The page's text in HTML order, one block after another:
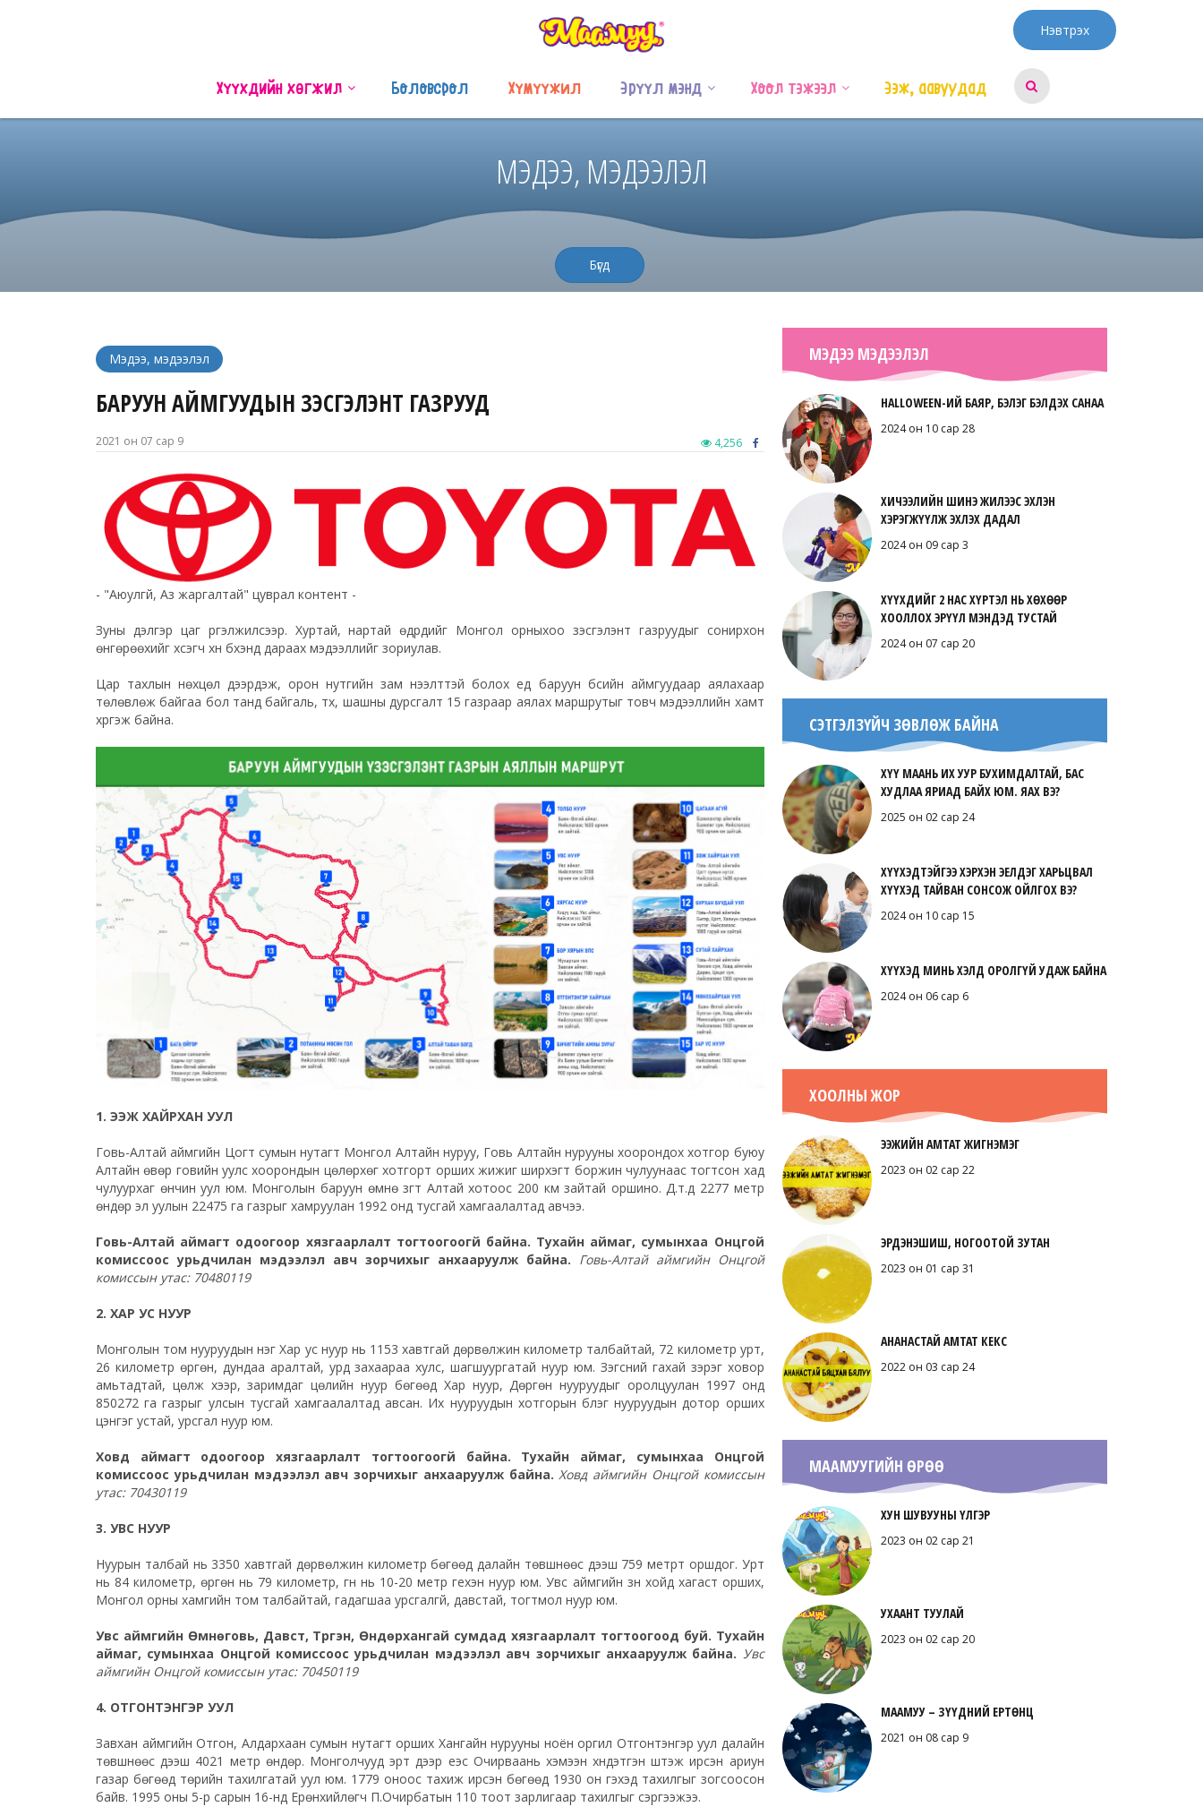
Нэвтрэх
Хүүхдийн хөгжил Боловсрол Хүмүүжил Эрүүл мэнд Хоол тэжээл Ээж, аавуудад
МЭДЭЭ, МЭДЭЭЛЭЛ
Бүгд
Мэдээ, мэдээлэл
БАРУУН АЙМГУУДЫН ҮЗЭСГЭЛЭНТ ГАЗРУУД
2021 он 07 сар 9 4,256
- "Аюулгүй, Аз жаргалтай" цуврал контент -
Зуны дэлгэр цаг үргэлжилсээр. Хуртай, нартай өдрүүдийг Монгол орныхоо үзэсгэлэнт газруудыг сонирхон
өнгөрөөхийг хүсэгч хүн бүхэнд дараах мэдээллийг зориулав.
Цар тахлын нөхцөл дээрдэж, орон нутгийн зам нээлттэй болох үед баруун бүсийн аймгуудаар аялахаар
төлөвлөж байгаа бол танд байгаль, түүх, шашны дурсгалт 15 газраар аялах маршрутыг товч мэдээллийн хамт
хүргэж байна.
1. ЭЭЖ ХАЙРХАН УУЛ
Говь-Алтай аймгийн Цогт сумын нутагт Монгол Алтайн нуруу, Говь Алтайн нурууны хоорондох хотгор буюу
Алтайн өвөр говийн уулс хоорондын цөлөрхөг хотгорт орших жижиг ширхэгт боржин чулуунаас тогтсон хад
чулуурхаг өнчин уул юм. Монголын баруун өмнө зүгт Алтай хотоос 200 км зайтай оршино. Д.т.д 2277 метр
өндөр эл уулын 22475 га газрыг хамруулан 1992 онд тусгай хамгаалалтад авчээ.
Говь-Алтай аймагт одоогоор хязгаарлалт тогтоогоогүй байна. Тухайн аймаг, сумынхаа Онцгой
комиссоос урьдчилан мэдээлэл авч зорчихыг анхааруулж байна. Говь-Алтай аймгийн Онцгой
комиссын утас: 70480119
2. ХАР УС НУУР
Монголын том нууруудын нэг Хар ус нуур нь 1153 хавтгай дөрвөлжин километр талбайтай, 72 километр урт,
26 километр өргөн, дундаа аралтай, урд захаараа хулс, шагшуургатай нуур юм. Зэгсний гахай зэрэг ховор
амьтадтай, цөлжүү хээр, заримдаг цөлийн нуур бөгөөд Хар нуур, Дөргөн нууруудыг оролцуулан 1997 онд
850272 га газрыг улсын тусгай хамгаалалтад авсан. Их нууруудын хотгорын бүлэг нууруудын дотор орших
цэнгэг устай, урсгал нуур юм.
Ховд аймагт одоогоор хязгаарлалт тогтоогоогүй байна. Тухайн аймаг, сумынхаа Онцгой
комиссоос урьдчилан мэдээлэл авч зорчихыг анхааруулж байна. Ховд аймгийн Онцгой комиссын
утас: 70430119
3. УВС НУУР
Нуурын талбай нь 3350 хавтгай дөрвөлжин километр бөгөөд далайн төвшнөөс дээш 759 метрт оршдог. Урт
нь 84 километр, өргөн нь 79 километр, гүн нь 10-20 метр гүехэн нуур юм. Увс аймгийн зүүн хойд хагаст орших,
Монгол орны хамгийн том талбайтай, гадагшаа урсгалгүй, давстай, тогтмол нуур юм.
Увс аймгийн Өмнөговь, Давст, Түргэн, Өндөрхангай сумдад хязгаарлалт тогтоогоод буй. Тухайн
аймаг, сумынхаа Онцгой комиссоос урьдчилан мэдээлэл авч зорчихыг анхааруулж байна. Увс
аймгийн Онцгой комиссын утас: 70450119
4. ОТГОНТЭНГЭР УУЛ
Завхан аймгийн Отгон, Алдархаан сумын нутагт орших Хангайн нурууны ноён оргил Отгонтэнгэр уул далайн
төвшнөөс дээш 4021 метр өндөр. Монголчууд эрт дээр үеэс Очирваань хэмээн хүндэтгэн шүтэж ирсэн ариун
газар бөгөөд төрийн тахилгатай уул юм. 1779 оноос тахиж ирсэн бөгөөд 1930 он гэхэд тахилгыг зогсоосон
байв. 1995 оны 5-р сарын 16-нд Ерөнхийлөгч П.Очирбатын 110 тоот зарлигаар тахилгыг сэргээжээ.
МЭДЭЭ МЭДЭЭЛЭЛ
HALLOWEEN-ИЙ БАЯР, БЭЛЭГ БЭЛДЭХ САНАА
2024 он 10 сар 28
ХИЧЭЭЛИЙН ШИНЭ ЖИЛЭЭС ЭХЛЭН
ХЭРЭГЖҮҮЛЖ ЭХЛЭХ ДАДАЛ
2024 он 09 сар 3
ХҮҮХДИЙГ 2 НАС ХҮРТЭЛ НЬ ХӨХӨӨР
ХООЛЛОХ ЭРҮҮЛ МЭНДЭД ТУСТАЙ
2024 он 07 сар 20
СЭТГЭЛЗҮЙЧ ЗӨВЛӨЖ БАЙНА
ХҮҮ МААНЬ ИХ УУР БУХИМДАЛТАЙ, БАС
ХУДЛАА ЯРИАД БАЙХ ЮМ. ЯАХ ВЭ?
2025 он 02 сар 24
ХҮҮХЭДТЭЙГЭЭ ХЭРХЭН ЭЕЛДЭГ ХАРЬЦВАЛ
ХҮҮХЭД ТАЙВАН СОНСОЖ ОЙЛГОХ ВЭ?
2024 он 10 сар 15
ХҮҮХЭД МИНЬ ХЭЛД ОРОЛГҮЙ УДАЖ БАЙНА
2024 он 06 сар 6
ХООЛНЫ ЖОР
ЭЭЖИЙН АМТАТ ЖИГНЭМЭГ
2023 он 02 сар 22
ЭРДЭНЭШИШ, НОГООТОЙ ЗУТАН
2023 он 01 сар 31
АНАНАСТАЙ АМТАТ КЕКС
2022 он 03 сар 24
МААМУУГИЙН ӨРӨӨ
ХУН ШУВУУНЫ ҮЛГЭР
2023 он 02 сар 21
УХААНТ ТУУЛАЙ
2023 он 02 сар 20
МААМУУ – ЗҮҮДНИЙ ЕРТӨНЦ
2021 он 08 сар 9